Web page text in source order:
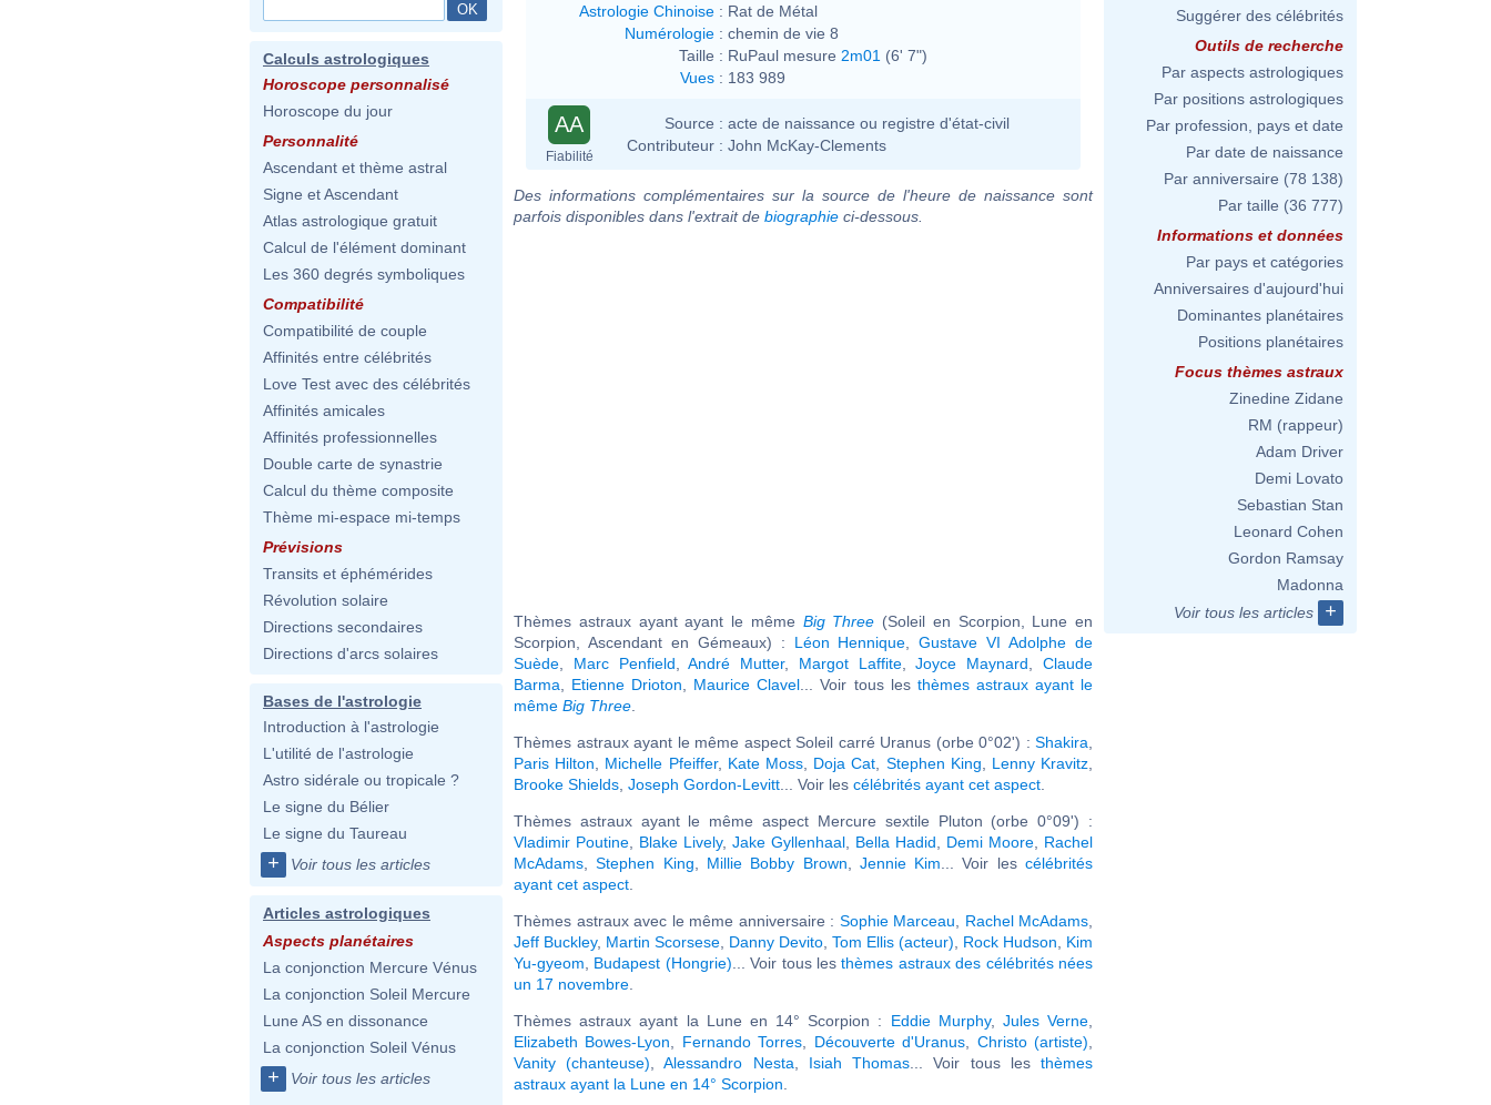
Calculs astrologiques
Horoscope personnalisé
Horoscope du jour
Personnalité
Ascendant et thème astral
Signe et Ascendant
Atlas astrologique gratuit
Calcul de l'élément dominant
Les 360 degrés symboliques
Compatibilité
Compatibilité de couple
Affinités entre célébrités
Love Test avec des célébrités
Affinités amicales
Affinités professionnelles
Double carte de synastrie
Calcul du thème composite
Thème mi-espace mi-temps
Prévisions
Transits et éphémérides
Révolution solaire
Directions secondaires
Directions d'arcs solaires
Bases de l'astrologie
Introduction à l'astrologie
L'utilité de l'astrologie
Astro sidérale ou tropicale ?
Le signe du Bélier
Le signe du Taureau
+ Voir tous les articles
Articles astrologiques
Aspects planétaires
La conjonction Mercure Vénus
La conjonction Soleil Mercure
Lune AS en dissonance
La conjonction Soleil Vénus
+ Voir tous les articles
Astrologie Chinoise : Rat de Métal
Numérologie : chemin de vie 8
Taille : RuPaul mesure 2m01 (6' 7")
Vues : 183 989
AA
Fiabilité
Source : acte de naissance ou registre d'état-civil
Contributeur : John McKay-Clements
Des informations complémentaires sur la source de l'heure de naissance sont
parfois disponibles dans l'extrait de biographie ci-dessous.
Thèmes astraux ayant ayant le même Big Three (Soleil en Scorpion, Lune en
Scorpion, Ascendant en Gémeaux) : Léon Hennique ,Gustave VI Adolphe de
Suède
Marc Penfield ,André Mutter, Margot Laffite,Joyce Maynard ,Claude
Barma
Etienne Drioton Maurice Clavel ... Voir tous les thèmes astraux ayant le
même Big Three
Thèmes astraux ayant le même aspect Soleil carré Uranus (orbe 0°02') : Shakira
Paris Hilton
Michelle Pfeiffer, Kate Moss, Doja Cat Stephen King Lenny Kravitz
Brooke Shields Joseph Gordon-Levitt ... Voir les célébrités ayant cet aspect
Thèmes astraux ayant le même aspect Mercure sextile Pluton (orbe 0°09') :
Vladimir Poutine
Blake Lively, Jake Gyllenhaal Bella Hadid Demi Moore
Rachel
McAdams ,Stephen King Millie Bobby Brown Jennie Kim ... Voir lescélébrités
ayant cet aspect
Thèmes astraux avec le même anniversaire : Sophie Marceau Rachel McAdams
Jeff Buckley, Martin Scorsese Danny Devito Tom Ellis (acteur) Rock Hudson
Kim
Yu-gyeom
Budapest (Hongrie) ... Voir tous lesthèmes astraux des célébrités nées
un 17 novembre
Thèmes astraux ayant la Lune en 14° Scorpion : Eddie Murphy, Jules Verne
Elizabeth Bowes-Lyon
Fernando Torres Découverte d'Uranus Christo (artiste)
Vanity (chanteuse) ,Alessandro Nesta Isiah Thomas ... Voir tous lesthèmes
astraux ayant la Lune en 14° Scorpion
Suggérer des célébrités
Outils de recherche
Par aspects astrologiques
Par positions astrologiques
Par profession, pays et date
Par date de naissance
Par anniversaire (78 138)
Par taille (36 777)
Informations et données
Par pays et catégories
Anniversaires d'aujourd'hui
Dominantes planétaires
Positions planétaires
Focus thèmes astraux
Zinedine Zidane
RM (rappeur)
Adam Driver
Demi Lovato
Sebastian Stan
Leonard Cohen
Gordon Ramsay
Madonna
Voir tous les articles
+